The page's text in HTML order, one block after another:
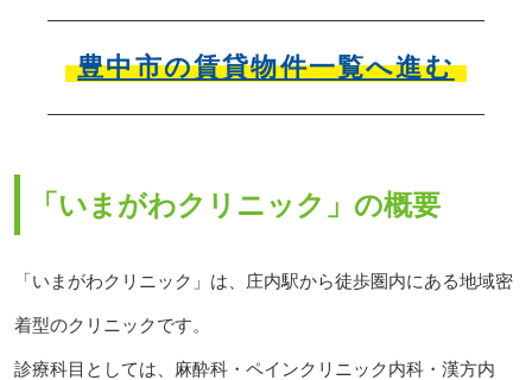
豊中市の賃貸物件一覧へ進む
「いまがわクリニック」の概要
「いまがわクリニック」は、庄内駅から徒歩圏内にある地域密
着型のクリニックです。
診療科目としては、麻酔科・ペインクリニック内科・漢方内